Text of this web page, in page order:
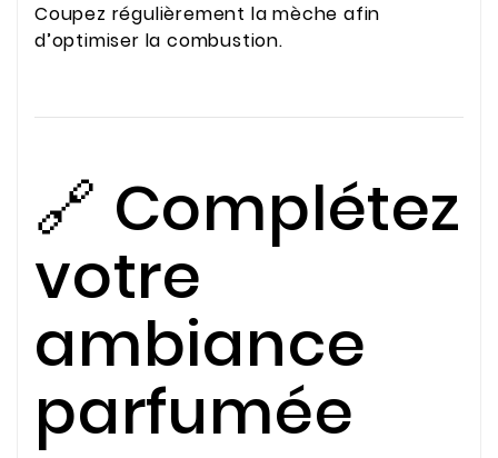
Coupez régulièrement la mèche afin
d’optimiser la combustion.
🔗 Complétez
votre
ambiance
parfumée